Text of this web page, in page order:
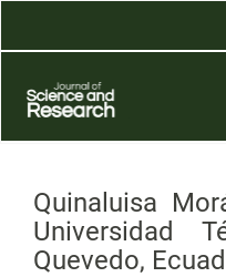
Contenido
Barra
lateral
Quinaluisa
Universidad
Quevedo,